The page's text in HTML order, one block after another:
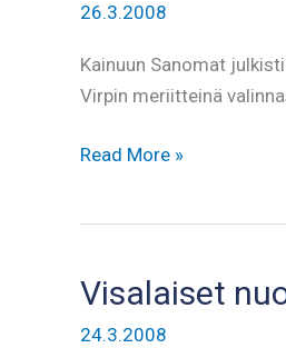
26.3.2008
Kainuun Sanomat
Virpin meriitteinä
Visalle
työstä
Read More »
Visalaiset
24.3.2008